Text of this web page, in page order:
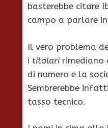
basterebbe citare
campo a parlare
Il vero problema
i titolaririmediano
di numero e la
Sembrerebbe
tasso tecnico.